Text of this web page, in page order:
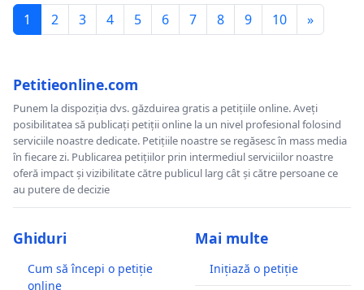
1 2 3 4 5 6 7 8 9 10 »
Petitieonline.com
Punem la dispoziția dvs. găzduirea gratis a petițiile online. Aveți
posibilitatea să publicați petiții online la un nivel profesional folosind
serviciile noastre dedicate. Petițiile noastre se regăsesc în mass media
în fiecare zi. Publicarea petițiilor prin intermediul serviciilor noastre
oferă impact și vizibilitate către publicul larg cât și către persoane ce
au putere de decizie
Ghiduri
Cum să începi o petiție
online
Mai multe
Inițiază o petiție